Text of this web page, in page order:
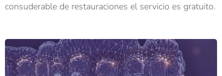
consuderable de restauraciones el servicio es gratuito.